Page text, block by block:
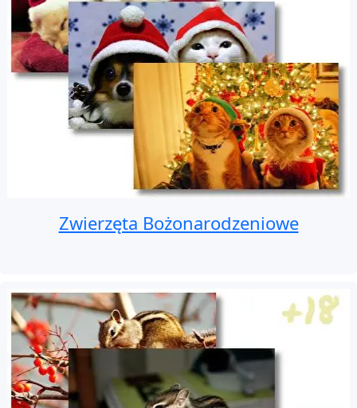
Zwierzęta Bożonarodzeniowe